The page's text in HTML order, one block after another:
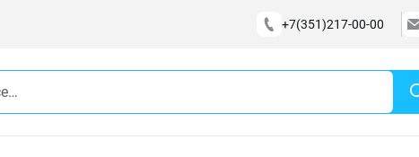
+7(351)217-00-00